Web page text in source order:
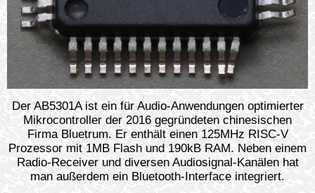
Der AB5301A ist ein für Audio-Anwendungen optimierter
Mikrocontroller der 2016 gegründeten chinesischen
Firma Bluetrum. Er enthält einen 125MHz RISC-V
Prozessor mit 1MB Flash und 190kB RAM. Neben einem
Radio-Receiver und diversen Audiosignal-Kanälen hat
man außerdem ein Bluetooth-Interface integriert.